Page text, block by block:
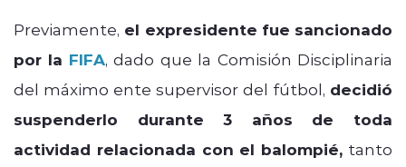
Previamente, el expresidente fue sancionado
por la FIFA, dado que la Comisión Disciplinaria
del máximo ente supervisor del fútbol, decidió
suspenderlo durante 3 años de toda
actividad relacionada con el balompié, tanto